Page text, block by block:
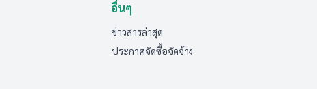
อื่นๆ
ข่าวสารล่าสุด
ประกาศจัดซื้อจัดจ้าง